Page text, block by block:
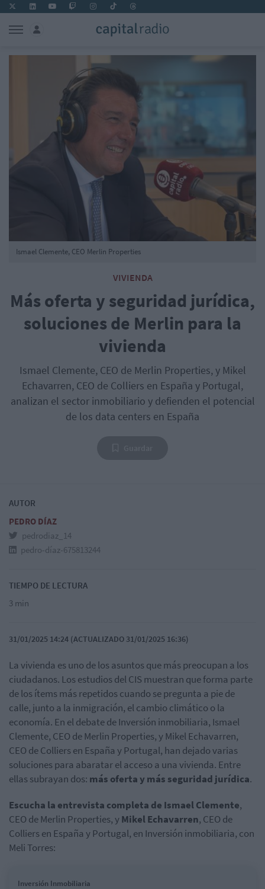
VIVIENDA
Más oferta y seguridad jurídica,
soluciones de Merlin para la
vivienda
Ismael Clemente, CEO de Merlin Properties, y Mikel
Echavarren, CEO de Colliers en España y Portugal,
analizan el sector inmobiliario y defienden el potencial
de los data centers en España
Ismael Clemente, CEO Merlin Properties
AUTOR
PEDRO DÍAZ
pedrodiaz_14
pedro-díaz-675813244
TIEMPO DE LECTURA
3 min
31/01/2025 14:24 (ACTUALIZADO 31/01/2025 16:36)
La vivienda es uno de los asuntos que más preocupan a los
ciudadanos. Los estudios del CIS muestran que forma parte
de los ítems más repetidos cuando se pregunta a pie de
calle, junto a la inmigración, el cambio climático o la
economía. En el debate de Inversión inmobiliaria, Ismael
Clemente, CEO de Merlin Properties, y Mikel Echavarren,
CEO de Colliers en España y Portugal, han dejado varias
soluciones para abaratar el acceso a una vivienda. Entre
ellas subrayan dos: más oferta y más seguridad jurídica.
Escucha la entrevista completa de Ismael Clemente,
CEO de Merlin Properties, yMikel Echavarren, CEO de
Colliers en España y Portugal, en Inversión inmobiliaria, con
Meli Torres:
Inversión Inmobiliaria